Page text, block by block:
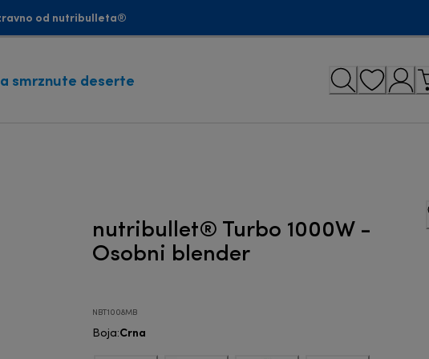
od nutribulleta®
smrznute deserte
nutribullet® Turbo 1000W -
Osobni blender
NBT1008MB
Boja:Crna